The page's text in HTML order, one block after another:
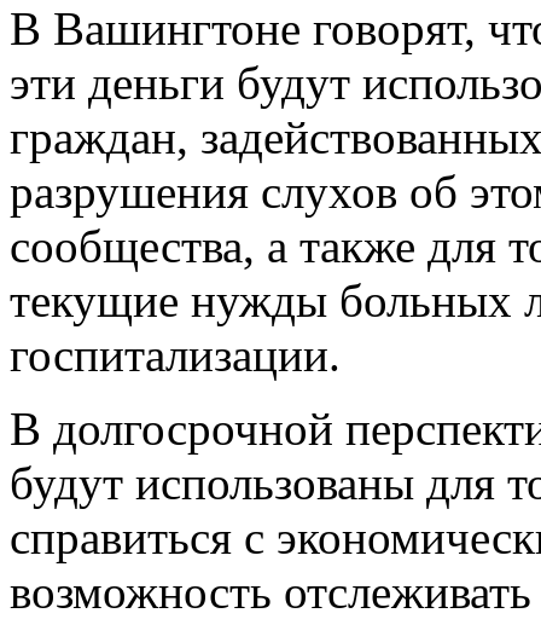
В Вашингтоне говорят,
эти деньги будут
граждан,
разрушения слухов об
сообщества, а также для
текущие нужды больных
госпитализации.
В долгосрочной
будут использованы для
справиться с
возможность